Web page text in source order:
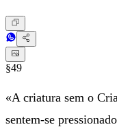
§49
«A criatura sem o
sentem-se